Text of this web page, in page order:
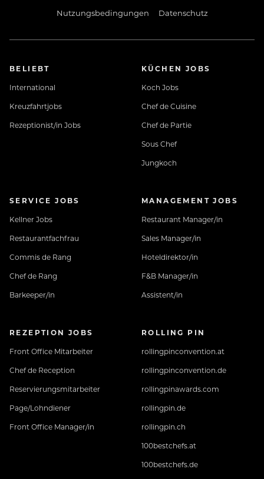
Nutzungsbedingungen
Datenschutz
BELIEBT
International
Kreuzfahrtjobs
Rezeptionist/in Jobs
KÜCHEN JOBS
Koch Jobs
Chef de Cuisine
Chef de Partie
Sous Chef
Jungkoch
SERVICE JOBS
Kellner Jobs
Restaurantfachfrau
Commis de Rang
Chef de Rang
Barkeeper/in
MANAGEMENT JOBS
Restaurant Manager/in
Sales Manager/in
Hoteldirektor/in
F&B Manager/in
Assistent/in
REZEPTION JOBS
Front Office Mitarbeiter
Chef de Reception
Reservierungsmitarbeiter
Page/Lohndiener
Front Office Manager/in
ROLLING PIN
rollingpinconvention.at
rollingpinconvention.de
rollingpinawards.com
rollingpin.de
rollingpin.ch
100bestchefs.at
100bestchefs.de